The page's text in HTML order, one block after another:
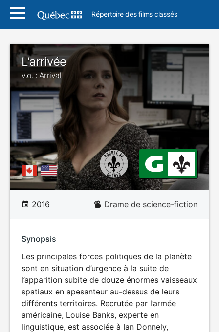
Répertoire des films classés
L'arrivée
v.o. : Arrival
2016 Drame de science-fiction
Synopsis
Les principales forces politiques de la planète
sont en situation d’urgence à la suite de
l’apparition subite de douze énormes vaisseaux
spatiaux en apesanteur au-dessus de leurs
différents territoires. Recrutée par l’armée
américaine, Louise Banks, experte en
linguistique, est associée à Ian Donnely,